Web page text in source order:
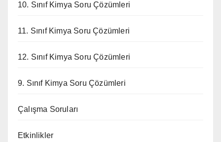
10. Sınıf Kimya Soru Çözümleri
11. Sınıf Kimya Soru Çözümleri
12. Sınıf Kimya Soru Çözümleri
9. Sınıf Kimya Soru Çözümleri
Çalışma Soruları
Etkinlikler